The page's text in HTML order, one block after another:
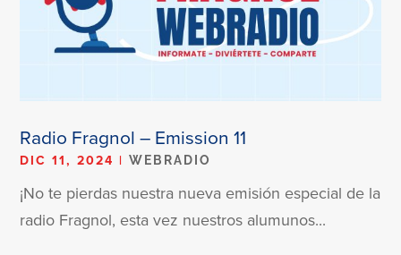
Radio Fragnol – Emission 11
DIC 11, 2024 |WEBRADIO
¡No te pierdas nuestra nueva emisión especial de la
radio Fragnol, esta vez nuestros alumunos...